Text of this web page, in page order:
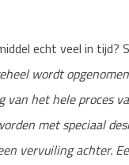
echt veel in tijd?
wordt
van het hele proces
met speciaal
vervuiling achter.